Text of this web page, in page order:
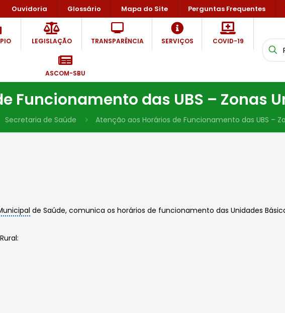
Ouvidoria Glossário Mapa do Site Perguntas Frequentes
LEGISLAÇÃO TRANSPARÊNCIA SERVIÇOS COVID-19
ASCOM-SBU
Funcionamento das UBS – Zonas
Secretaria de Saúde Atenção aos Horários de Funcionamento das UBS –
de Saúde, comunica os horários de funcionamento das Unidades